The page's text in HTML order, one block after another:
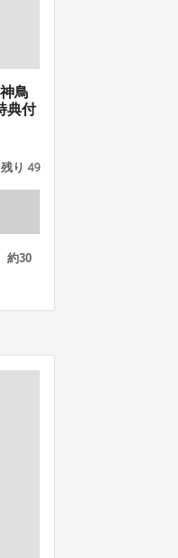
鳥
典付
残り 49
約30